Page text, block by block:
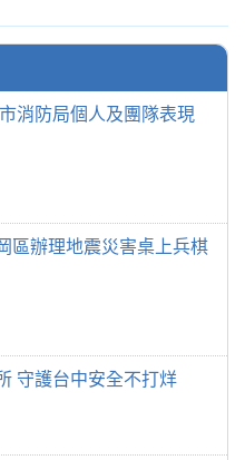
消防局個人及團隊表現
辦理地震災害桌上兵棋
守護台中安全不打烊